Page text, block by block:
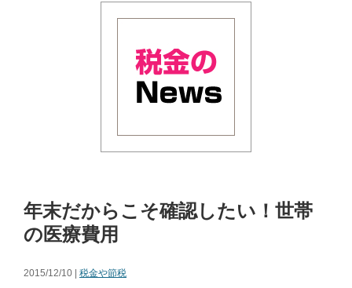
年末だからこそ確認したい！世帯
の医療費用
2015/12/10 | 税金や節税